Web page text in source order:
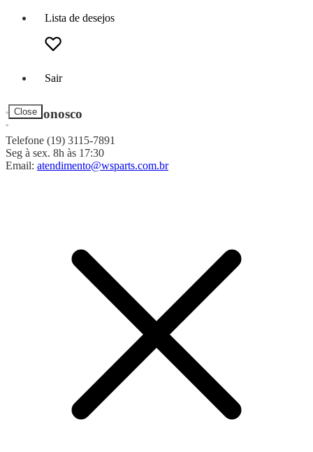
Lista de desejos
Sair
Close
Fale Conosco
Telefone (19) 3115-7891
Seg à sex. 8h às 17:30
Email: atendimento@wsparts.com.br